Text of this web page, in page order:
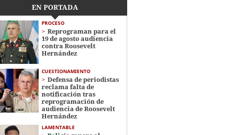
EN PORTADA
PROCESO
Reprograman para el
19 de agosto audiencia
contra Roosevelt
Hernández
CUESTIONAMIENTO
Defensa de periodistas
reclama falta de
notificación tras
reprogramación de
audiencia de Roosevelt
Hernández
LAMENTABLE